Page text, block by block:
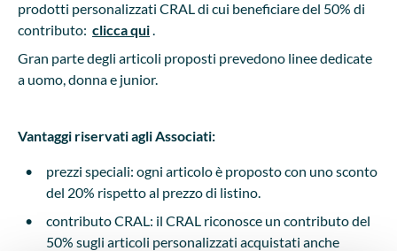
prodotti personalizzati CRAL di cui beneficiare del 50% di
contributo: clicca qui.
Gran parte degli articoli proposti prevedono linee dedicate
a uomo, donna e junior.
Vantaggi riservati agli Associati:
prezzi speciali: ogni articolo è proposto con uno sconto
del 20% rispetto al prezzo di listino.
contributo CRAL: il CRAL riconosce un contributo del
50% sugli articoli personalizzati acquistati anche